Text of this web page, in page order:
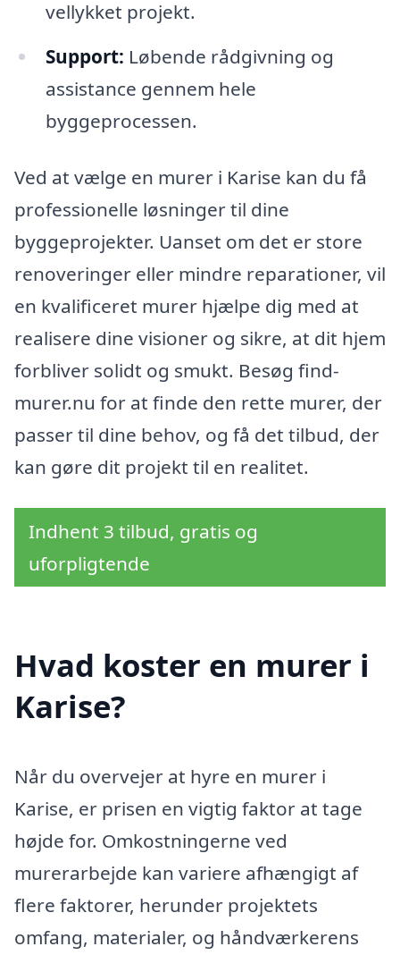
vellykket projekt.
Support: Løbende rådgivning og
assistance gennem hele
byggeprocessen.
Ved at vælge en murer i Karise kan du få
professionelle løsninger til dine
byggeprojekter. Uanset om det er store
renoveringer eller mindre reparationer, vil
en kvalificeret murer hjælpe dig med at
realisere dine visioner og sikre, at dit hjem
forbliver solidt og smukt. Besøg find-
murer.nu for at finde den rette murer, der
passer til dine behov, og få det tilbud, der
kan gøre dit projekt til en realitet.
Indhent 3 tilbud, gratis og
uforpligtende
Hvad koster en murer i
Karise?
Når du overvejer at hyre en murer i
Karise, er prisen en vigtig faktor at tage
højde for. Omkostningerne ved
murerarbejde kan variere afhængigt af
flere faktorer, herunder projektets
omfang, materialer, og håndværkerens